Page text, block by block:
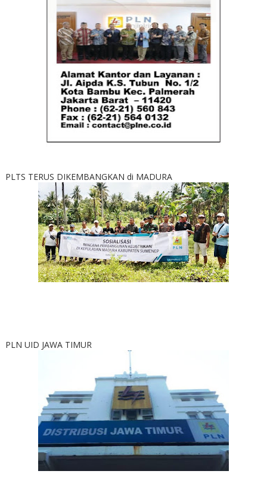
PLTS TERUS DIKEMBANGKAN di MADURA
PLN UID JAWA TIMUR